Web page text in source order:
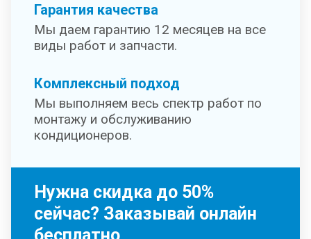
Гарантия качества
Мы даем гарантию 12 месяцев на все
виды работ и запчасти.
Комплексный подход
Мы выполняем весь спектр работ по
монтажу и обслуживанию
кондиционеров.
Нужна скидка до 50%
сейчас? Заказывай онлайн